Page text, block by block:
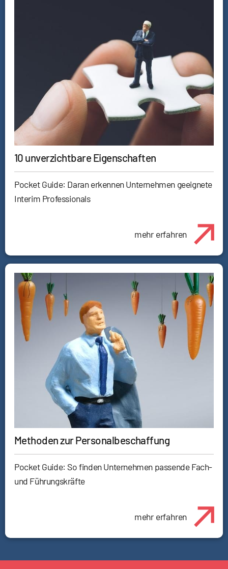
10 unverzichtbare Eigenschaften
Pocket Guide: Daran erkennen Unternehmen geeignete
Interim Professionals
mehr erfahren
Methoden zur Personalbeschaffung
Pocket Guide: So finden Unternehmen passende Fach-
und Führungskräfte
mehr erfahren